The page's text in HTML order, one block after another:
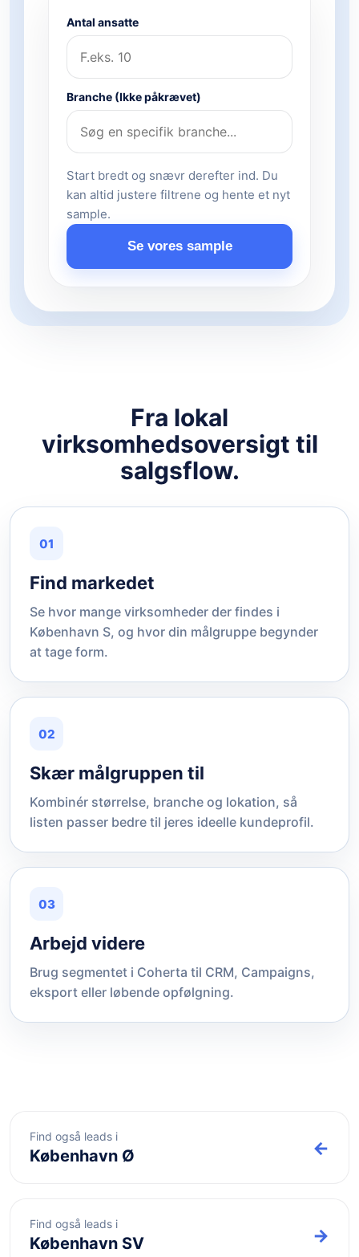
Antal ansatte
Branche (Ikke påkrævet)
Start bredt og snævr derefter ind. Du
kan altid justere filtrene og hente et nyt
sample.
Se vores sample
Fra lokal
virksomhedsoversigt til
salgsflow.
01
Find markedet
Se hvor mange virksomheder der findes i
København S, og hvor din målgruppe begynder
at tage form.
02
Skær målgruppen til
Kombinér størrelse, branche og lokation, så
listen passer bedre til jeres ideelle kundeprofil.
03
Arbejd videre
Brug segmentet i Coherta til CRM, Campaigns,
eksport eller løbende opfølgning.
Find også leads i
København Ø ←
Find også leads i
København SV →